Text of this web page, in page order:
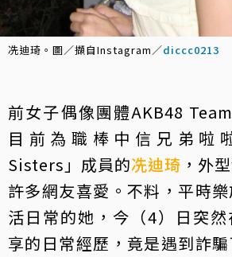
冼迪琦。圖／擷自Instagram／diccc0213
前女子偶像團體AKB48
目前為職棒中信兄弟啦
Sisters」成員的冼迪琦 ，外
許多網友喜愛。不料，平時
活日常的她，今（4）日突
享的日常經歷，竟是遇到詐